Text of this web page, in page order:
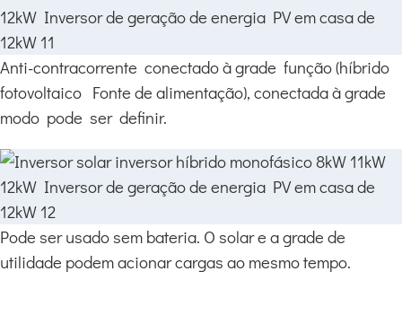
Anti-contracorrente conectado à grade função (híbrido
fotovoltaico Fonte de alimentação), conectada à grade
modo pode ser definir.
Pode ser usado sem bateria. O solar e a grade de
utilidade podem acionar cargas ao mesmo tempo.